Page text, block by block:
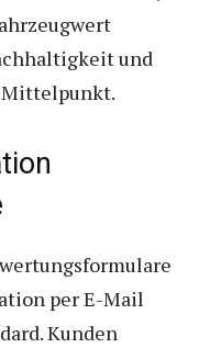
und
Mittelpunkt.
per E-Mail
Kunden